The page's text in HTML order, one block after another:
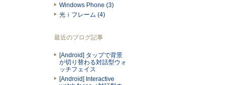
Windows Phone (3)
光ｉフレーム (4)
最近のブログ記事
[Android] タップで背景
が切り替わる対話型ウォ
ッチフェイス
[Android] Interactive